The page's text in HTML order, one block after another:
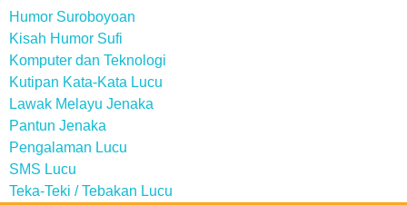
Humor Suroboyoan
Kisah Humor Sufi
Komputer dan Teknologi
Kutipan Kata-Kata Lucu
Lawak Melayu Jenaka
Pantun Jenaka
Pengalaman Lucu
SMS Lucu
Teka-Teki / Tebakan Lucu